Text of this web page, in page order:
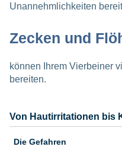
Unannehmlichkeiten
Zecken und
können Ihrem Vierbeiner
bereiten.
Von Hautirritationen bis
Die Gefahren